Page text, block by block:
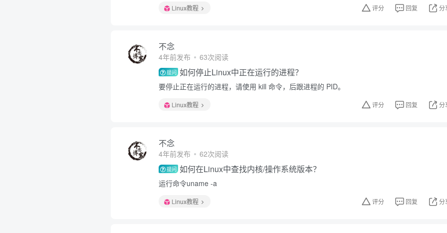
Linux教程 评分 回复 分
不念
4年前发布 63次阅读
提问 如何停止Linux中正在运行的进程？
要停止正在运行的进程，请使用 kill 命令，后跟进程的 PID。
Linux教程 评分 回复 分
不念
4年前发布 62次阅读
提问 如何在Linux中查找内核/操作系统版本？
运行命令uname -a
Linux教程 评分 回复 分